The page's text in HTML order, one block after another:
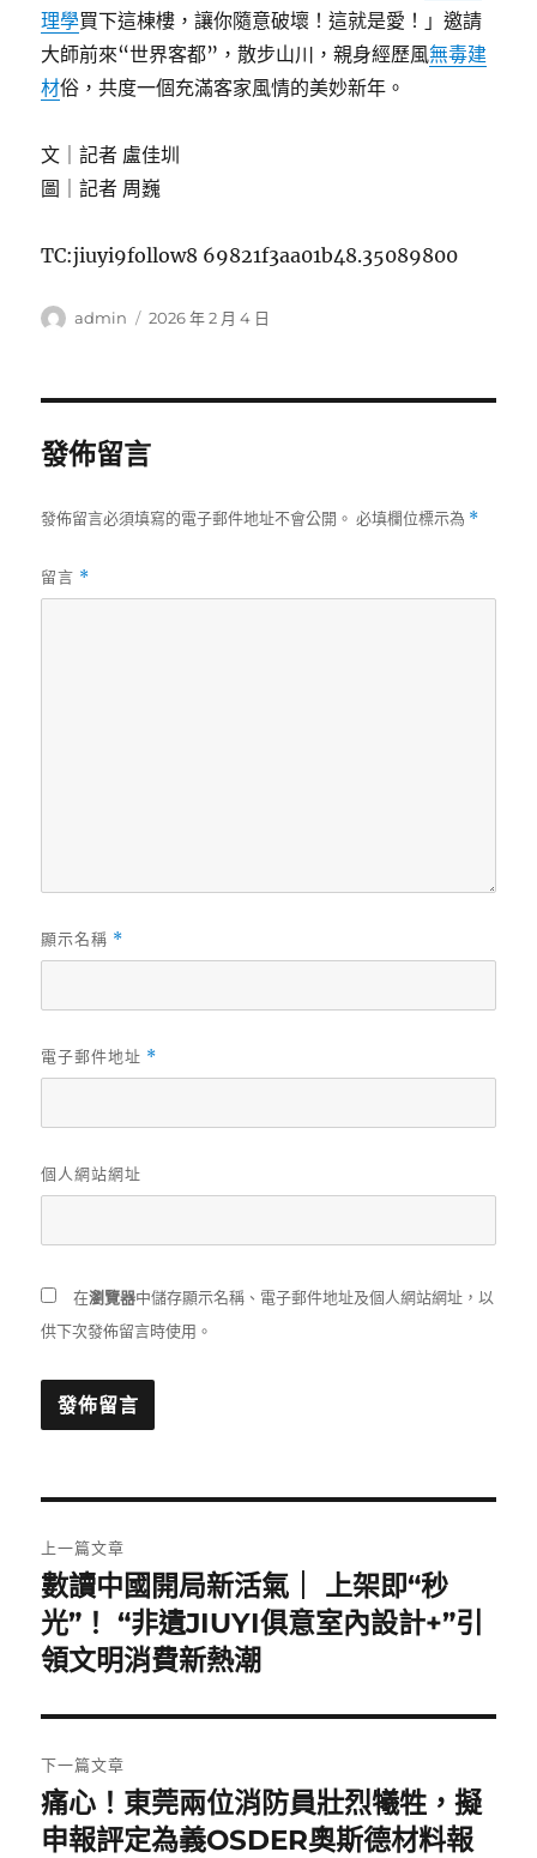
理學買下這棟樓，讓你隨意破壞！這就是愛！」邀請
大師前來“世界客都”，散步山川，親身經歷風無毒建
材俗，共度一個充滿客家風情的美妙新年。
文｜記者 盧佳圳
圖｜記者 周巍
TC:jiuyi9follow8 69821f3aa01b48.35089800
作
admin
發
2026 年 2 月 4 日
發佈留言
發佈留言必須填寫的電子郵件地址不會公開。 必填欄位標示為 *
留言 *
顯示名稱 *
電子郵件地址 *
個人網站網址
在瀏覽器中儲存顯示名稱、電子郵件地址及個人網站網址，以
供下次發佈留言時使用。
章
導
覽
上一篇文章
上
一
篇
章:
數讀中國開局新活氣｜ 上架即“秒
光”！ “非遺JIUYI俱意室內設計+”引
領文明消費新熱潮
下一篇文章
下
一
痛心！東莞兩位消防員壯烈犧牲，擬
申報評定為義OSDER奧斯德材料報